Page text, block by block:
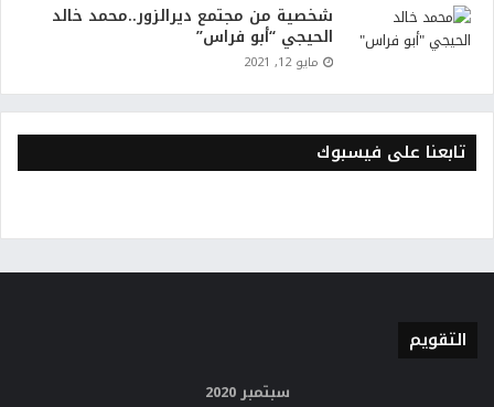
شخصية من مجتمع ديرالزور..محمد خالد
الحيجي “أبو فراس”
مايو 12, 2021
تابعنا على فيسبوك
التقويم
سبتمبر 2020